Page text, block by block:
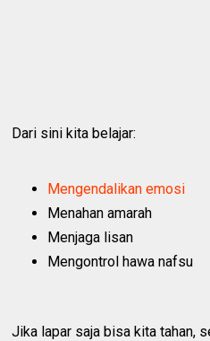
Dari sini kita belajar:
Mengendalikan emosi
Menahan amarah
Menjaga lisan
Mengontrol hawa nafsu
Jika lapar saja bisa kita tahan,